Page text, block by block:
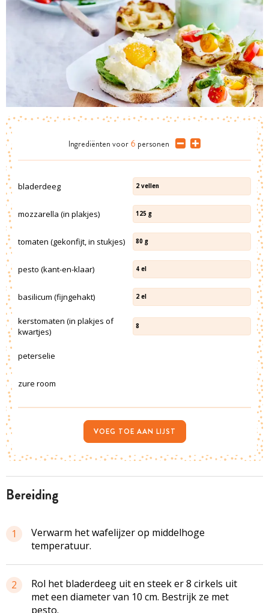
bereiding
1
Verwarm het wafelijzer op middelhoge
temperatuur.
2
Rol het bladerdeeg uit en steek er 8 cirkels uit
met een diameter van 10 cm. Bestrijk ze met
pesto.
Ingrediënten voor 6 personen
bladerdeeg 2 vellen
mozzarella (in plakjes) 125 g
tomaten (gekonfijt, in stukjes) 80 g
pesto (kant-en-klaar) 4 el
basilicum (fijngehakt) 2 el
kerstomaten (in plakjes of
kwartjes)
8
peterselie
zure room
VOEG TOE AAN LIJST